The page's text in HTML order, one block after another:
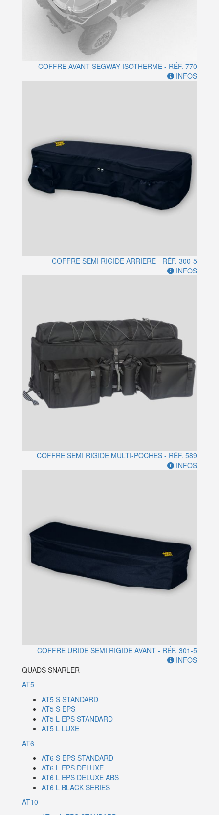
COFFRE AVANT SEGWAY ISOTHERME - RÉF. 770
INFOS
COFFRE SEMI RIGIDE ARRIERE - RÉF. 300-5
INFOS
COFFRE SEMI RIGIDE MULTI-POCHES - RÉF. 589
INFOS
COFFRE URIDE SEMI RIGIDE AVANT - RÉF. 301-5
INFOS
QUADS SNARLER
AT5
AT5 S STANDARD
AT5 S EPS
AT5 L EPS STANDARD
AT5 L LUXE
AT6
AT6 S EPS STANDARD
AT6 L EPS DELUXE
AT6 L EPS DELUXE ABS
AT6 L BLACK SERIES
AT10